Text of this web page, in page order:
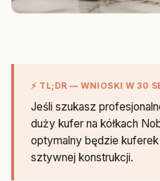
⚡ TL;DR — WNIOSKI W 30
Jeśli szukasz
duży kufer na kółkach
optymalny będzie
sztywnej konstrukcji.